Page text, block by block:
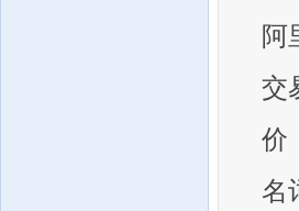
阿
交
价
名